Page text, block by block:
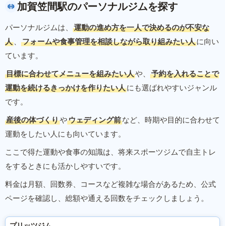
加賀笠間駅のパーソナルジムを探す
パーソナルジムは、
運動の進め方を一人で決めるのが不安な
人 、 フォームや食事管理を相談しながら取り組みたい人に向い
ています。
目標に合わせてメニューを組みたい人や、
予約を入れることで
運動を続けるきっかけを作りたい人にも選ばれやすいジャンル
です。
産後の体づくりやウェディング前など、時期や目的に合わせて
運動をしたい人にも向いています。
ここで得た運動や食事の知識は、将来スポーツジムで自主トレ
をするときにも活かしやすいです。
料金は月額、回数券、コースなど複雑な場合があるため、公式
ページを確認し、総額や通える回数をチェックしましょう。